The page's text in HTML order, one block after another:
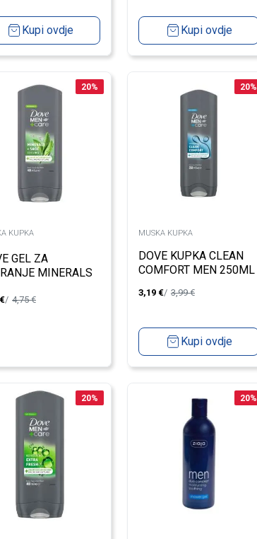
Kupi ovdje Kupi ovdje
20%
KUPKA
GEL ZA
MINERALS
€ 4,75€
20%
MUSKA KUPKA
DOVE KUPKA CLEAN
COMFORT MEN 250ML
3,19 € 3,99€
Kupi ovdje
20% 20%